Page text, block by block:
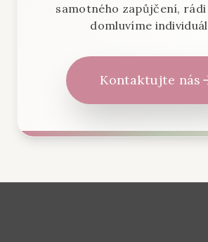
samotného zapůjčení, rádi
domluvíme
Kontaktujte nás